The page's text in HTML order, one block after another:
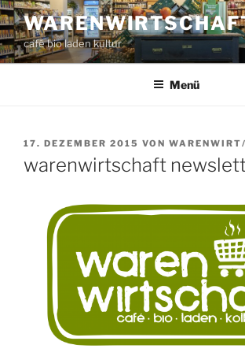
Zum
Inhalt
springencafé bio laden kultur
Menü
VERÖFFENTLICHT
17. DEZEMBER 2015 VON
warenwirtschaft